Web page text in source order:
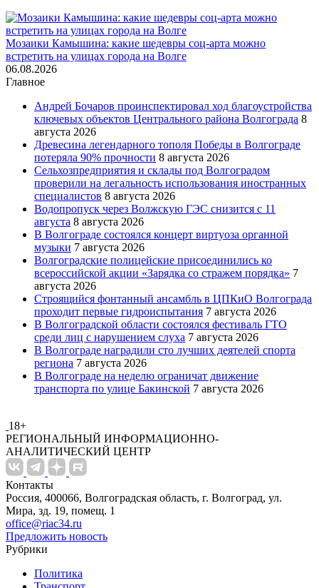
Мозаики Камышина: какие шедевры соц-арта можно
встретить на улицах города на Волге
06.08.2026
Главное
Андрей Бочаров проинспектировал ход благоустройства
ключевых объектов Центрального района Волгограда 8
августа 2026
Древесина легендарного тополя Победы в Волгограде
потеряла 90% прочности 8 августа 2026
Сельхозпредприятия и склады под Волгоградом
проверили на легальность использования иностранных
специалистов 8 августа 2026
Водопропуск через Волжскую ГЭС снизится с 11
августа 8 августа 2026
В Волгограде состоялся концерт виртуоза органной
музыки 7 августа 2026
Волгоградские полицейские присоединились ко
всероссийской акции «Зарядка со стражем порядка» 7
августа 2026
Строящийся фонтанный ансамбль в ЦПКиО Волгограда
проходит первые гидроиспытания 7 августа 2026
В Волгоградской области состоялся фестиваль ГТО
среди лиц с нарушением слуха 7 августа 2026
В Волгограде наградили сто лучших деятелей спорта
региона 7 августа 2026
В Волгограде на неделю ограничат движение
транспорта по улице Бакинской 7 августа 2026
18+
РЕГИОНАЛЬНЫЙ ИНФОРМАЦИОННО-
АНАЛИТИЧЕСКИЙ ЦЕНТР
Контакты
Россия, 400066, Волгоградская область, г. Волгоград, ул.
Мира, зд. 19, помещ. 1
office@riac34.ru
Предложить новость
Рубрики
Политика